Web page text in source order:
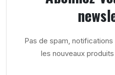
Pas de spam,
les nouveaux